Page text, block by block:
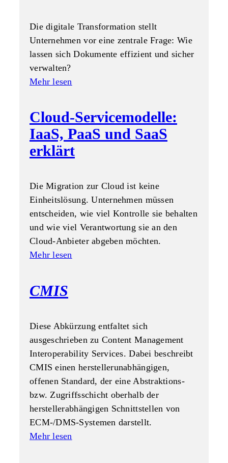
Die digitale Transformation stellt
Unternehmen vor eine zentrale Frage: Wie
lassen sich Dokumente effizient und sicher
verwalten?
Mehr lesen
Cloud-Servicemodelle:
IaaS, PaaS und SaaS
erklärt
Die Migration zur Cloud ist keine
Einheitslösung. Unternehmen müssen
entscheiden, wie viel Kontrolle sie behalten
und wie viel Verantwortung sie an den
Cloud-Anbieter abgeben möchten.
Mehr lesen
CMIS
Diese Abkürzung entfaltet sich
ausgeschrieben zu Content Management
Interoperability Services. Dabei beschreibt
CMIS einen herstellerunabhängigen,
offenen Standard, der eine Abstraktions-
bzw. Zugriffsschicht oberhalb der
herstellerabhängigen Schnittstellen von
ECM-/DMS-Systemen darstellt.
Mehr lesen